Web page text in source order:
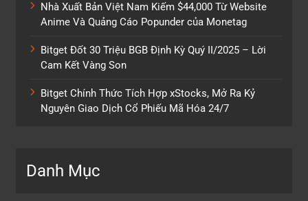
Nhà Xuất Bản Việt Nam Kiếm $44,000 Từ Website
Anime Và Quảng Cáo Popunder của Monetag
Bitget Đốt 30 Triệu BGB Định Kỳ Quý II/2025 – Lời
Cam Kết Vàng Son
Bitget Chính Thức Tích Hợp xStocks, Mở Ra Kỷ
Nguyên Giao Dịch Cổ Phiếu Mã Hóa 24/7
Danh Mục